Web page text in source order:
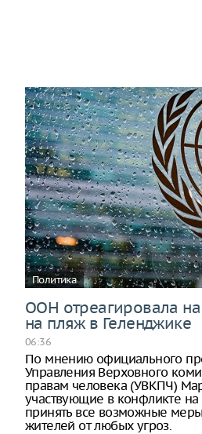
Политика
ООН отреагировала
на пляж в Геленджике
06:36
По мнению официального
Управления Верховного
правам человека (УВКПЧ)
участвующие в конфликте
принять все возможные
жителей от любых угроз.